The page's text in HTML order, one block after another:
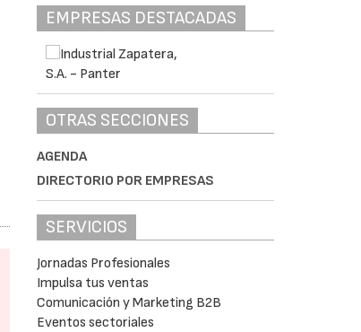
EMPRESAS DESTACADAS
OTRAS SECCIONES
AGENDA
DIRECTORIO POR EMPRESAS
SERVICIOS
Jornadas Profesionales
Impulsa tus ventas
Comunicación y Marketing B2B
Eventos sectoriales